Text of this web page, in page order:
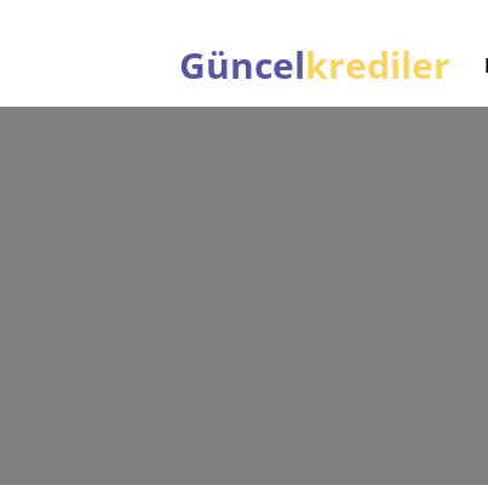
Güncelkrediler